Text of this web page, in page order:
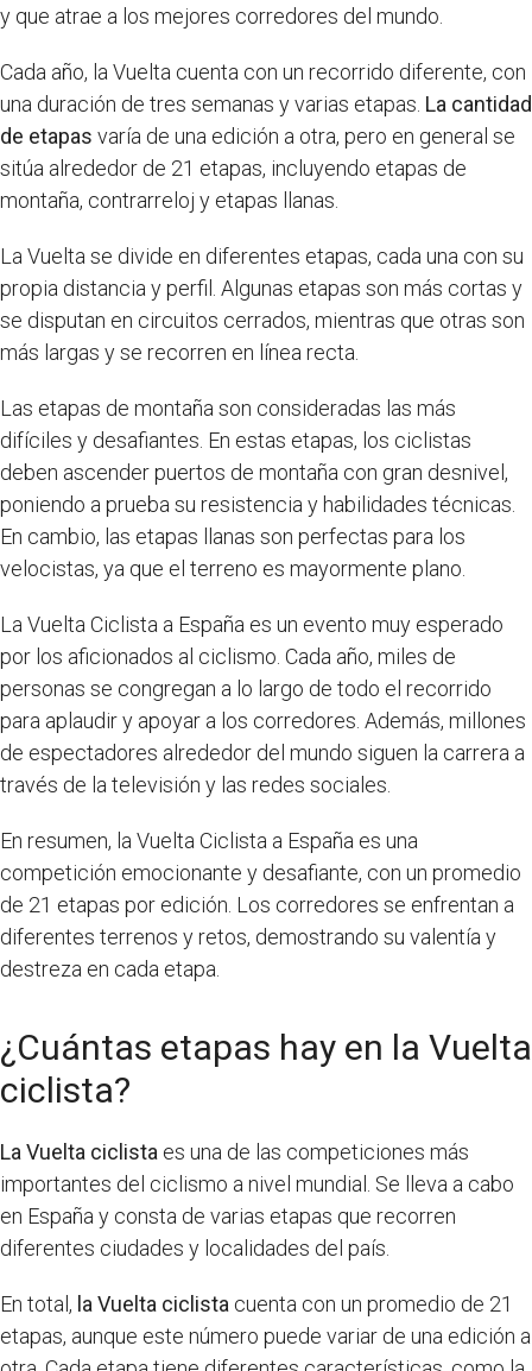
y que atrae a los mejores corredores del mundo.
Cada año, la Vuelta cuenta con un recorrido diferente, con
una duración de tres semanas y varias etapas. La cantidad
de etapas varía de una edición a otra, pero en general se
sitúa alrededor de 21 etapas, incluyendo etapas de
montaña, contrarreloj y etapas llanas.
La Vuelta se divide en diferentes etapas, cada una con su
propia distancia y perfil. Algunas etapas son más cortas y
se disputan en circuitos cerrados, mientras que otras son
más largas y se recorren en línea recta.
Las etapas de montaña son consideradas las más
difíciles y desafiantes. En estas etapas, los ciclistas
deben ascender puertos de montaña con gran desnivel,
poniendo a prueba su resistencia y habilidades técnicas.
En cambio, las etapas llanas son perfectas para los
velocistas, ya que el terreno es mayormente plano.
La Vuelta Ciclista a España es un evento muy esperado
por los aficionados al ciclismo. Cada año, miles de
personas se congregan a lo largo de todo el recorrido
para aplaudir y apoyar a los corredores. Además, millones
de espectadores alrededor del mundo siguen la carrera a
través de la televisión y las redes sociales.
En resumen, la Vuelta Ciclista a España es una
competición emocionante y desafiante, con un promedio
de 21 etapas por edición. Los corredores se enfrentan a
diferentes terrenos y retos, demostrando su valentía y
destreza en cada etapa.
¿Cuántas etapas hay en la Vuelta
ciclista?
La Vuelta ciclista es una de las competiciones más
importantes del ciclismo a nivel mundial. Se lleva a cabo
en España y consta de varias etapas que recorren
diferentes ciudades y localidades del país.
En total, la Vuelta ciclista cuenta con un promedio de 21
etapas, aunque este número puede variar de una edición a